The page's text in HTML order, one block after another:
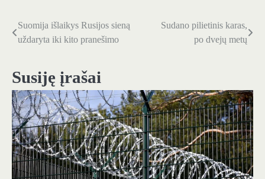
Navigacija
įrašų
Suomija išlaikys Rusijos sieną
uždaryta iki kito pranešimo
Sudano pilietinis karas,
po dvejų metų
Susiję įrašai